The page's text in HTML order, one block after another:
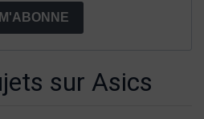
sur Asics